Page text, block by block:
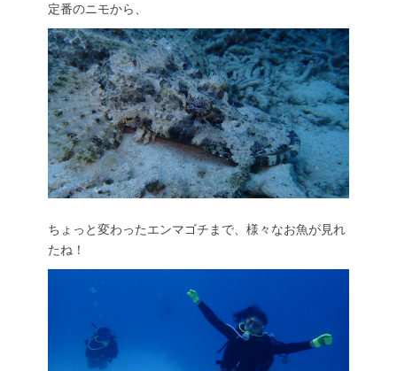
定番のニモから、
ちょっと変わったエンマゴチまで、様々なお魚が見れ
たね！